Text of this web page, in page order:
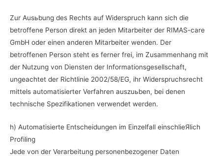
Zur Ausьbung des Rechts auf Widerspruch kann sich die
betroffene Person direkt an jeden Mitarbeiter der RIMAS-care
GmbH oder einen anderen Mitarbeiter wenden. Der
betroffenen Person steht es ferner frei, im Zusammenhang mit
der Nutzung von Diensten der Informationsgesellschaft,
ungeachtet der Richtlinie 2002/58/EG, ihr Widerspruchsrecht
mittels automatisierter Verfahren auszuьben, bei denen
technische Spezifikationen verwendet werden.
h) Automatisierte Entscheidungen im Einzelfall einschlieЯlich
Profiling
Jede von der Verarbeitung personenbezogener Daten